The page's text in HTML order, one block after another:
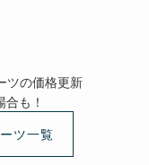
ツの価格更新
も！
ツ一覧